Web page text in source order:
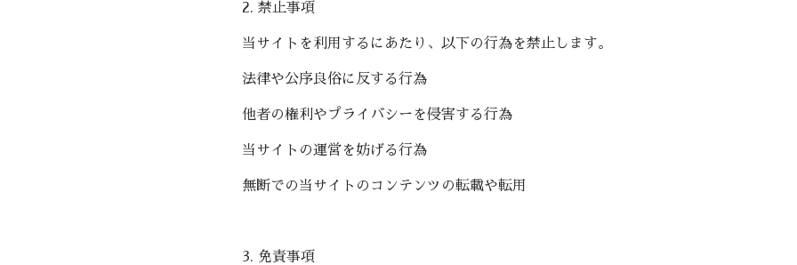
2. 禁止事項
当サイトを利用するにあたり、以下の行為を禁止します。
法律や公序良俗に反する行為
他者の権利やプライバシーを侵害する行為
当サイトの運営を妨げる行為
無断での当サイトのコンテンツの転載や転用
3. 免責事項